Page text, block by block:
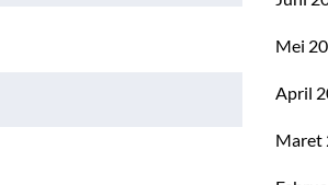
Mei
April
Maret